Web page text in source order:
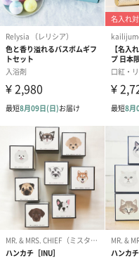
フラッグカプセル：イ
ンセンススティック
（END）（880円）
お酒
お酒を同梱してお届けいた
※20歳未満の方への酒類の